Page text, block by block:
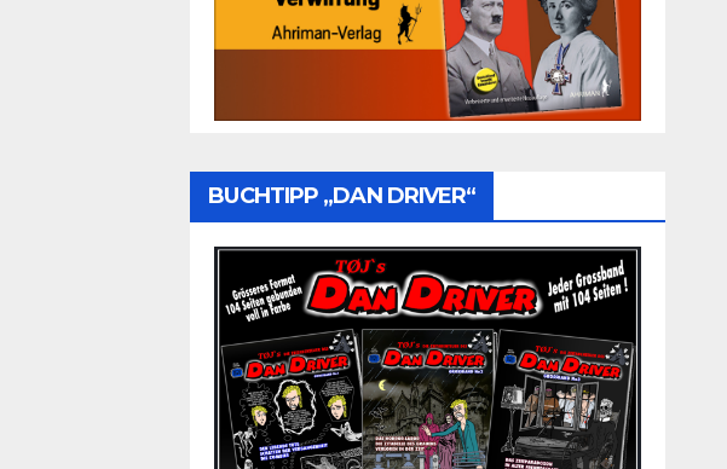
BUCHTIPP „DAN DRIVER“